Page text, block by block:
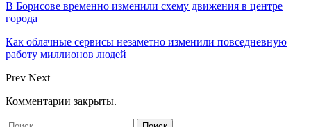
В Борисове временно изменили схему движения в центре
города
Как облачные сервисы незаметно изменили повседневную
работу миллионов людей
Prev Next
Комментарии закрыты.